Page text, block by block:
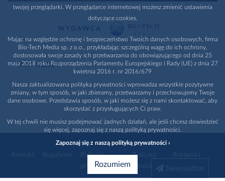
PARTNERZY
Polityka
prywatności
Polityka
twojej przeglądarki. W przeglądarce internetowej możesz zmienić ustawienia
dotyczące cookies.
Mając na względzie ochronę i bezpieczeństwo Twoich danych osobowych, firma
Bio-Tech Media sp. z o.o., przykładając szczególną wagę do ich ochrony,
dostosowała swoje zasady ich przetwarzania do obowiązującego od dnia 25
maja 2018 roku Rozporządzenia Parlamentu Europejskiego i Rady (UE) z dnia 27
kwietnia 2016 r. nr 2016/679
Nasza zaktualizowana polityka prywatności wprowadza wszystkie pozytywne
zmiany, w tym sposób, w jaki zbieramy, przetwarzamy i przechowujemy Twoje
dane osobowe. Przedstawia sposób, w jaki możesz się z nami skontaktować, aby
skorzystać z przysługujących Ci praw.
W tej chwili nie musisz podejmować żadnych działań, ale jeśli chcesz dowiedzieć
się więcej, zapoznaj się z naszą polityką prywatności.
Zapoznaj się z naszą polityką prywatności ›
Rozumiem